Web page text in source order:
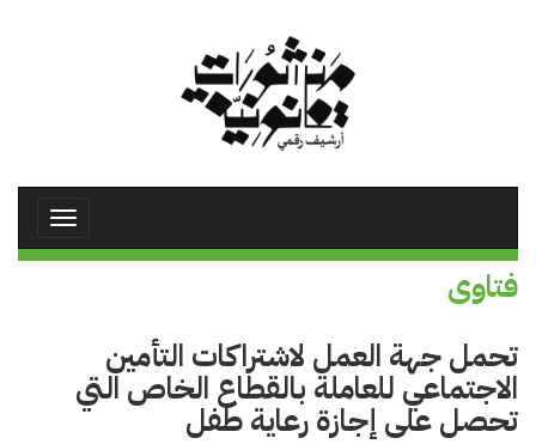
Toggle
فتاوى
تحمل جهة العمل لاشتراكات التأمين
الاجتماعي للعاملة بالقطاع الخاص التي
تحصل على إجازة رعاية طفل